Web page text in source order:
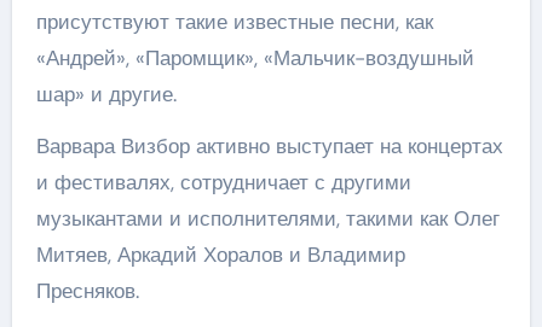
присутствуют такие известные песни, как
«Андрей», «Паромщик», «Мальчик-воздушный
шар» и другие.
Варвара Визбор активно выступает на концертах
и фестивалях, сотрудничает с другими
музыкантами и исполнителями, такими как Олег
Митяев, Аркадий Хоралов и Владимир
Пресняков.